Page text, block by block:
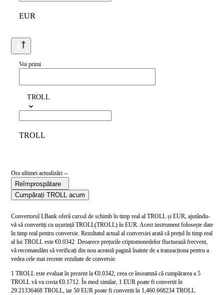
EUR
Voi primi
TROLL
TROLL
Ora ultimei actualizări --
Reîmprospătare
Cumpărați TROLL acum
Convertorul LBank oferă cursul de schimb în timp real al TROLL și EUR, ajutându-
vă să convertiți cu ușurință TROLL(TROLL) în EUR. Acest instrument folosește date
în timp real pentru conversie. Rezultatul actual al conversiei arată că prețul în timp real
al lui TROLL este €0.0342. Deoarece prețurile criptomonedelor fluctuează frecvent,
vă recomandăm să verificați din nou această pagină înainte de a tranzacționa pentru a
vedea cele mai recente rezultate de conversie.
1 TROLL este evaluat în prezent la €0.0342, ceea ce înseamnă că cumpărarea a 5
TROLL vă va costa €0.1712. În mod similar, 1 EUR poate fi convertit în
29.21336468 TROLL, iar 50 EUR poate fi convertit în 1,460.668234 TROLL.